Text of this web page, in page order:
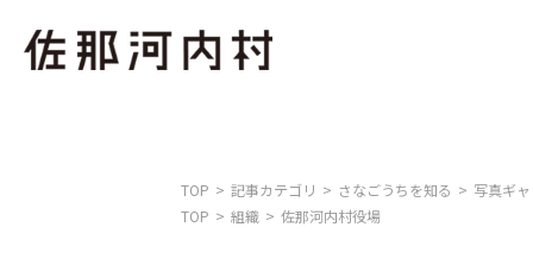
TOP 記事カテゴリ さなごうちを知る
写真ギ
TOP
組織 佐那河内村役場